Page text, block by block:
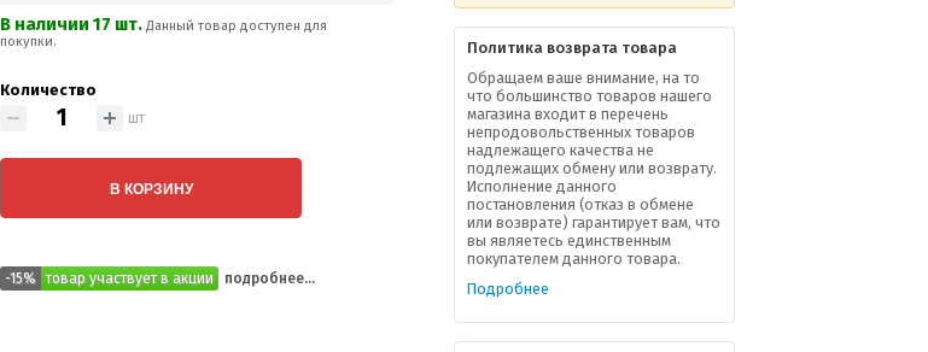
В наличии 17 шт.Данный товар доступен для
покупки.
Количество
шт
В КОРЗИНУ
-15% товар участвует в акции подробнее...
Политика возврата товара
Обращаем ваше внимание, на то
что большинство товаров нашего
магазина входит в перечень
непродовольственных товаров
надлежащего качества не
подлежащих обмену или возврату.
Исполнение данного
постановления (отказ в обмене
или возврате) гарантирует вам, что
вы являетесь единственным
покупателем данного товара.
Подробнее